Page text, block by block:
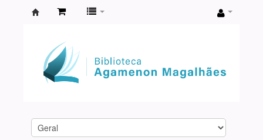
Agamenon
Magalhães